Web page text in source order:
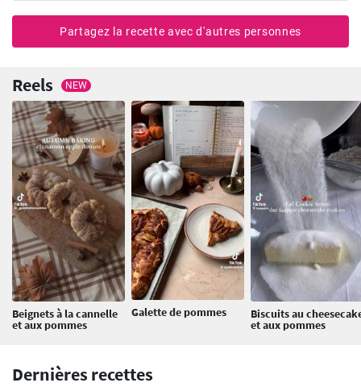
Partagez la recette avec d'autres personnes
Reels NEW
Beignets à la cannelle
et aux pommes
Galette de pommes Biscuits au
et aux pommes
Dernières recettes